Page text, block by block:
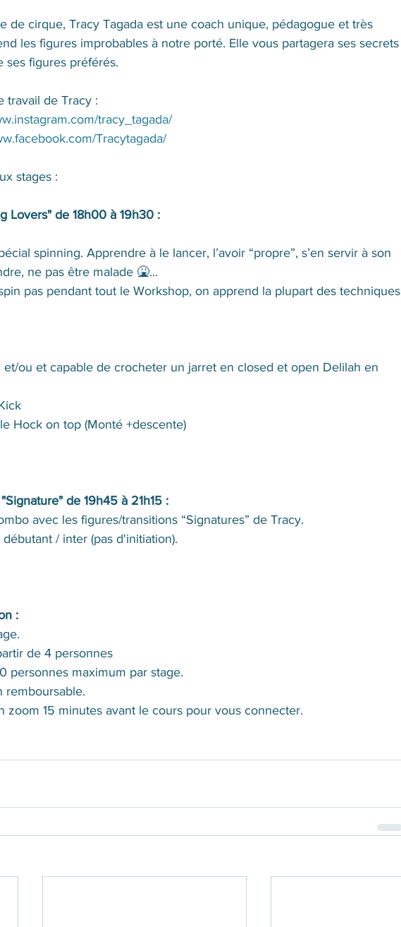
de cirque, Tracy Tagada est une coach unique, pédagogue et très
les figures improbables à notre porté. Elle vous partagera ses secrets
ses figures préférés.
travail de Tracy :
tracy_tagada/
Tracytagada/
stages :
Lovers" de 18h00 à 19h30 :
spinning. Apprendre à le lancer, l’avoir “propre”, s’en servir à son
ne pas être malade 🤮...
pas pendant tout le Workshop, on apprend la plupart des techniques
ou et capable de crocheter un jarret en closed et open Delilah en
Hock on top (Monté +descente)
de 19h45 à 21h15 :
avec les figures/transitions “Signatures” de Tracy.
débutant / inter (pas d'initiation).
:
de 4 personnes
personnes maximum par stage.
remboursable.
zoom 15 minutes avant le cours pour vous connecter.